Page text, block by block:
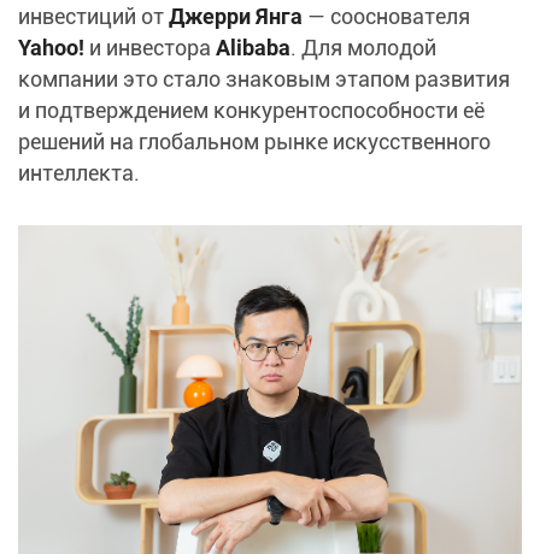
инвестиций отДжерри Янга — сооснователя
Yahoo! и инвестора Alibaba. Для молодой
компании это стало знаковым этапом развития
и подтверждением конкурентоспособности её
решений на глобальном рынке искусственного
интеллекта.